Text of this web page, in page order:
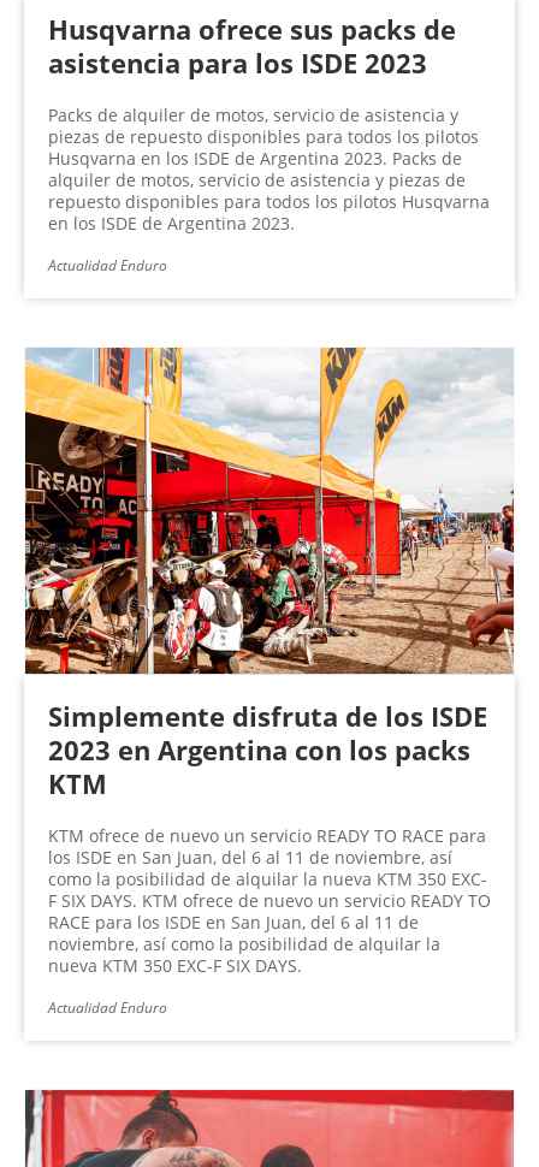
Husqvarna ofrece sus packs de
asistencia para los ISDE 2023
Packs de alquiler de motos, servicio de asistencia y
piezas de repuesto disponibles para todos los pilotos
Husqvarna en los ISDE de Argentina 2023. Packs de
alquiler de motos, servicio de asistencia y piezas de
repuesto disponibles para todos los pilotos Husqvarna
en los ISDE de Argentina 2023.
Actualidad Enduro
Simplemente disfruta de los ISDE
2023 en Argentina con los packs
KTM
KTM ofrece de nuevo un servicio READY TO RACE para
los ISDE en San Juan, del 6 al 11 de noviembre, así
como la posibilidad de alquilar la nueva KTM 350 EXC-
F SIX DAYS. KTM ofrece de nuevo un servicio READY TO
RACE para los ISDE en San Juan, del 6 al 11 de
noviembre, así como la posibilidad de alquilar la
nueva KTM 350 EXC-F SIX DAYS.
Actualidad Enduro